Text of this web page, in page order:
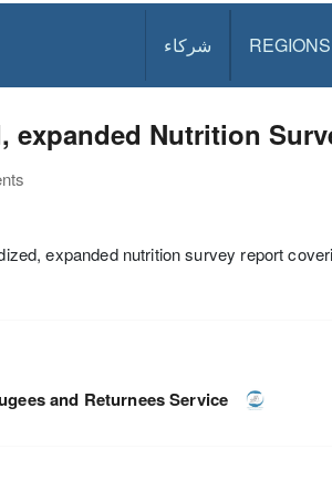
REGIONS شركاء
expanded Nutrition
expanded nutrition survey report
and Returnees Service